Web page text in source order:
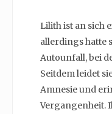
Lilith ist an sich
allerdings hatte
Autounfall, bei
Seitdem leidet
Amnesie und
Vergangenheit.